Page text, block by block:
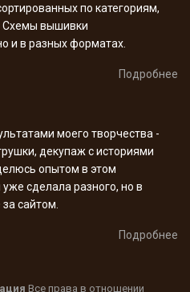
по категориям,
Схемы вышивки
и в разных форматах.
Подробнее
моего творчества -
декупаж с историями
опытом в этом
сделала разного, но в
сайтом.
Подробнее
Все права в отношении